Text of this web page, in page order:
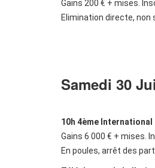
Gains 200 € + mises.
Elimination directe, non
Samedi 30
10h 4ème
Gains 6 000 € + mises.
En poules, arrêt des